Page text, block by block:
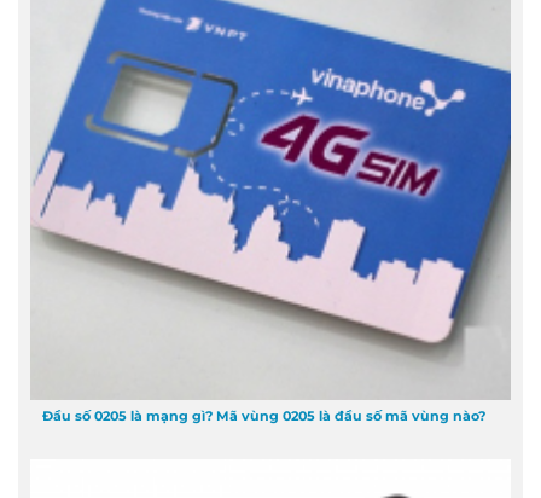
Đầu số 0205 là mạng gì? Mã vùng 0205 là đầu số mã vùng nào?